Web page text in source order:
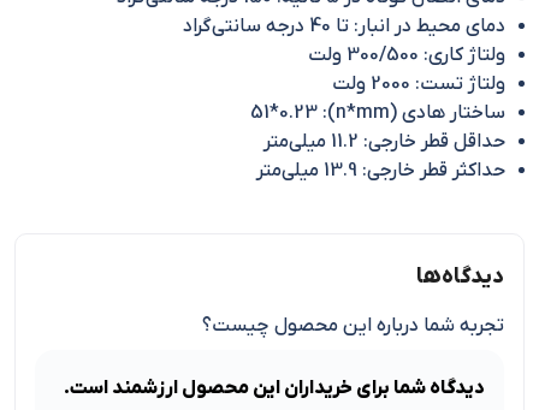
دمای محیط در انبار: تا 40 درجه سانتی‌گراد
ولتاژ کاری: 300/500 ولت
ولتاژ تست: 2000 ولت
ساختار هادی (n*mm): 51*0.23
حداقل قطر خارجی: 11.2 میلی‌متر
حداکثر قطر خارجی: 13.9 میلی‌متر
دیدگاه‌ها
تجربه شما درباره این محصول چیست؟
دیدگاه شما برای خریداران این محصول ارزشمند است.